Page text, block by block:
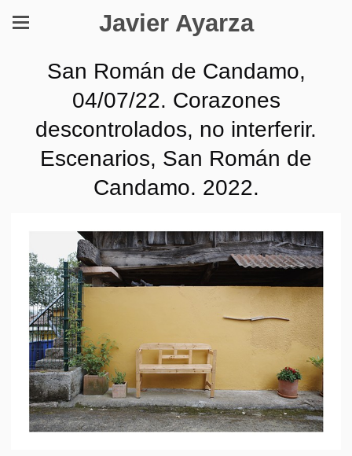
Javier Ayarza
San Román de Candamo,
04/07/22. Corazones
descontrolados, no interferir.
Escenarios, San Román de
Candamo. 2022.